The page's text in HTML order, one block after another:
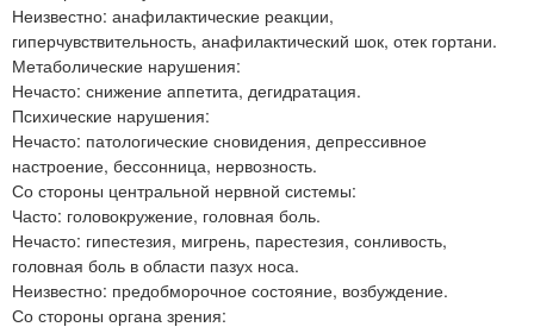
Неизвестно: анафилактические реакции,
гиперчувствительность, анафилактический шок, отек гортани.
Метаболические нарушения:
Нечасто: снижение аппетита, дегидратация.
Психические нарушения:
Нечасто: патологические сновидения, депрессивное
настроение, бессонница, нервозность.
Со стороны центральной нервной системы:
Часто: головокружение, головная боль.
Нечасто: гипестезия, мигрень, парестезия, сонливость,
головная боль в области пазух носа.
Неизвестно: предобморочное состояние, возбуждение.
Со стороны органа зрения: